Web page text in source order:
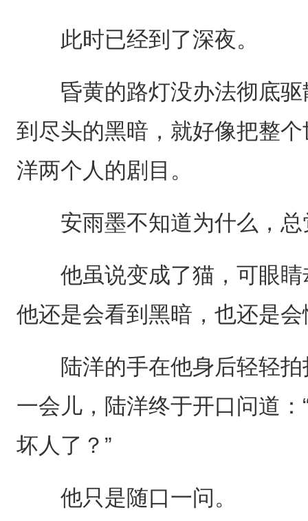
此时已经到了深夜。
昏黄的路灯没办法彻底驱
到尽头的黑暗，就好像把整
洋两个人的剧目。
安雨墨不知道为什么，总
他虽说变成了猫，可眼睛
他还是会看到黑暗，也还是
陆洋的手在他身后轻轻拍
一会儿，陆洋终于开口问道
坏人了？”
他只是随口一问。